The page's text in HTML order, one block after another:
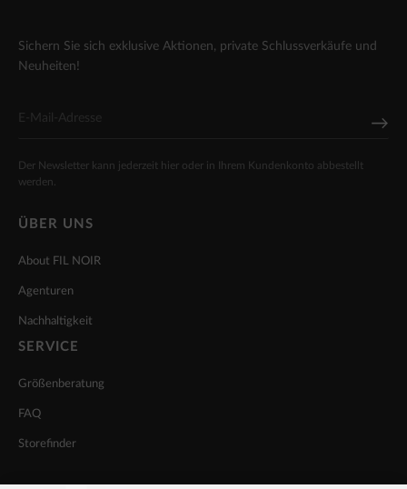
Sichern Sie sich exklusive Aktionen, private Schlussverkäufe und
Neuheiten!
Der Newsletter kann jederzeit hier oder in Ihrem Kundenkonto abbestellt
werden.
ÜBER UNS
About FIL NOIR
Agenturen
Nachhaltigkeit
SERVICE
Größenberatung
FAQ
Storefinder